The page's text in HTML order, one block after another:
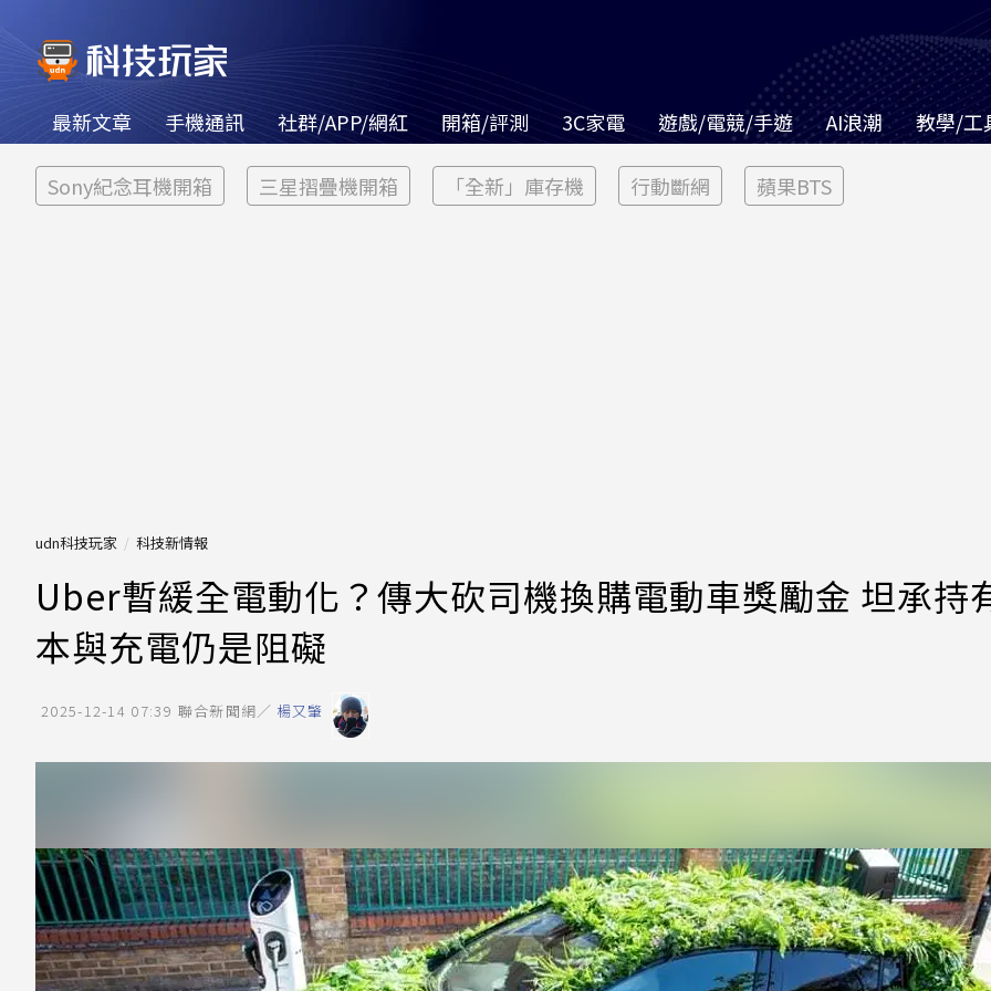
最新文章 手機通訊 社群/APP/網紅 開箱/評測 3C家電 遊戲/電競/手遊 AI浪潮 教學/工
Sony紀念耳機開箱 三星摺疊機開箱 「全新」庫存機 行動斷網 蘋果BTS
udn科技玩家 科技新情報
Uber暫緩全電動化？傳大砍司機換購電動車獎勵金 坦承持
本與充電仍是阻礙
2025-12-14 07:39 聯合新聞網／ 楊又肇